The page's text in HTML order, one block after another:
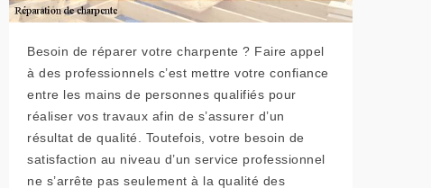
Besoin de réparer votre charpente ? Faire appel
à des professionnels c’est mettre votre confiance
entre les mains de personnes qualifiés pour
réaliser vos travaux afin de s’assurer d’un
résultat de qualité. Toutefois, votre besoin de
satisfaction au niveau d’un service professionnel
ne s’arrête pas seulement à la qualité des